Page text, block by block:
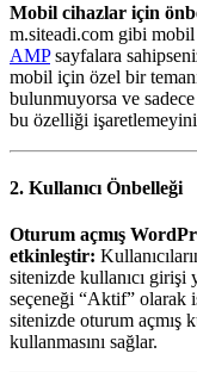
Mobil cihazlar için
m.siteadi.com gibi mobil
AMPsayfalara
mobil için özel bir
bulunmuyorsa ve sadece
bu özelliği
2. Kullanıcı Önbelleği
Oturum açmış
etkinleştir:
sitenizde kullanıcı girişi
seçeneği “Aktif” olarak
sitenizde oturum açmış
kullanmasını sağlar.